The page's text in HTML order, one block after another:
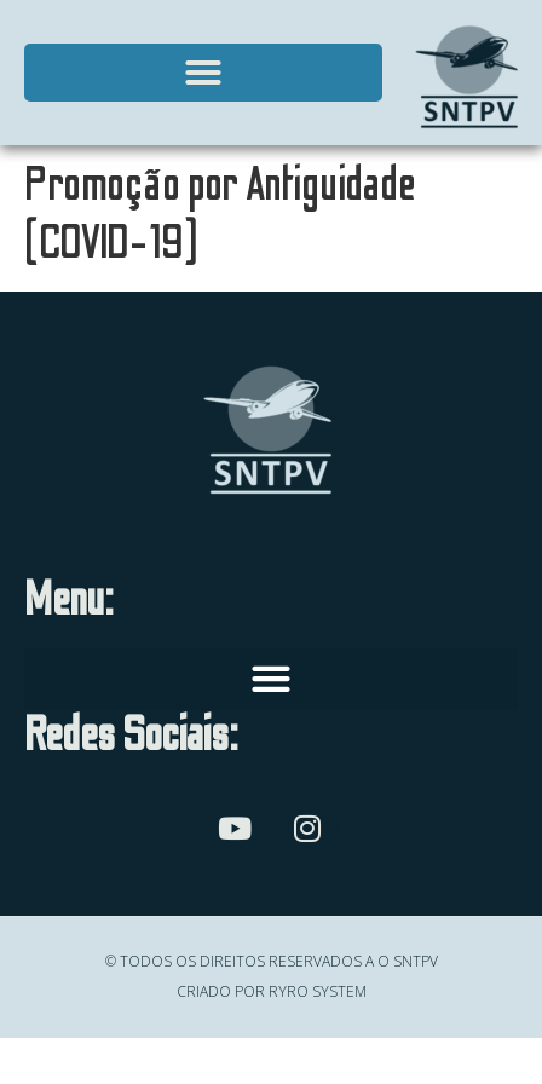
Promoção por Antiguidade
(COVID-19)
Menu:
Redes Sociais:
© TODOS OS DIREITOS RESERVADOS A O SNTPV
CRIADO POR RYRO SYSTEM